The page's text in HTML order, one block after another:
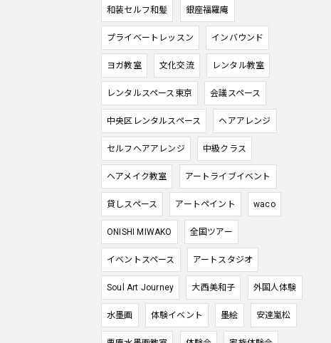
和装セルフ和髪 銀座福羅庵
プライベートレッスン インバウンド
ヨガ教室 文化交流 レンタル教室
レンタルスペース東京 会議スペース
中央区レンタルスペース ヘアアレンジ
セルフヘアアレンジ 中級クラス
ヘアメイク教室 アートライブイベント
貸しスペース アートペイント waco
ONISHI MIWAKO 全国ツアー
イベントスペース アートスタジオ
Soul Art Journey 大西美和子 外国人体験
水墨画 体験イベント 墨絵 安達嵐松